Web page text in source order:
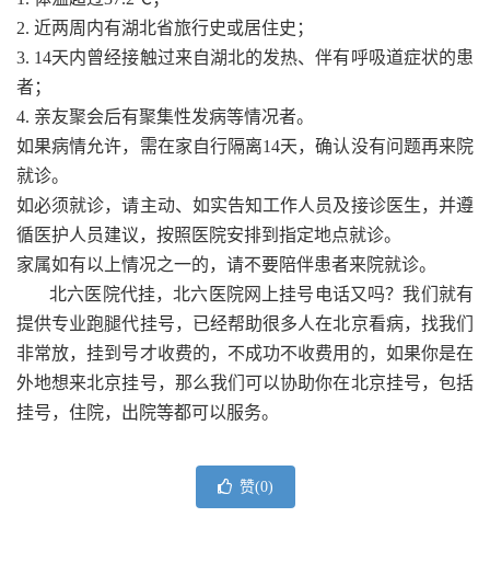
2. 近两周内有湖北省旅行史或居住史；
3. 14天内曾经接触过来自湖北的发热、伴有呼吸道症状的患
者；
4. 亲友聚会后有聚集性发病等情况者。
如果病情允许，需在家自行隔离14天，确认没有问题再来院
就诊。
如必须就诊，请主动、如实告知工作人员及接诊医生，并遵
循医护人员建议，按照医院安排到指定地点就诊。
家属如有以上情况之一的，请不要陪伴患者来院就诊。
北六医院代挂，北六医院网上挂号电话又吗？我们就有
提供专业跑腿代挂号，已经帮助很多人在北京看病，找我们
非常放，挂到号才收费的，不成功不收费用的，如果你是在
外地想来北京挂号，那么我们可以协助你在北京挂号，包括
挂号，住院，出院等都可以服务。
赞(0)